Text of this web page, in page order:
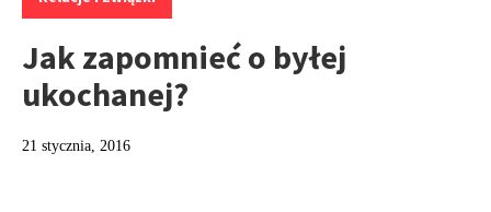
Jak zapomnieć o byłej
ukochanej?
21 stycznia, 2016